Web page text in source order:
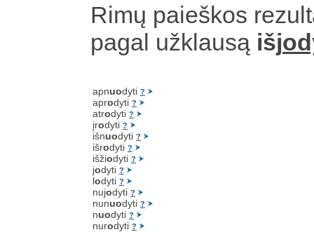
Rimų paieškos
pagal užklausą išj
apnuodyti ?
aprodyti ?
atrodyti ?
įrodyti ?
išnuodyti ?
išrodyti ?
išžiodyti ?
jodyti ?
lodyti ?
nujodyti ?
nunuodyti ?
nuodyti ?
nurodyti ?